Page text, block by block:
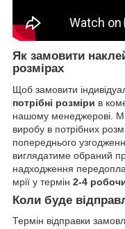
Як замовити
розмірах
Щоб замовити
потрібні розміри в
нашому менеджерові.
виробу в потрібних
попереднього
виглядатиме обраний
надходження
мрії у термін 2-4
Коли буде
Термін відправки